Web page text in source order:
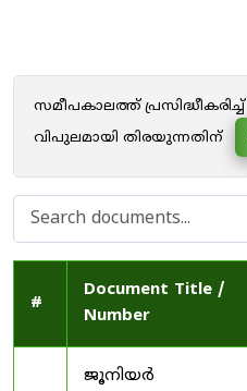
സമീപകാലത്ത് പ്രസിദ്ധീകരിച്ച്
വിപുലമായി തിരയുന്നതിന്
#
Document Title /
Number
ജൂനിയർ